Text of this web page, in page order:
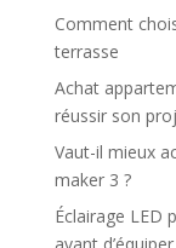
Comment
terrasse
Achat
réussir son
Vaut-il mieux
maker 3 ?
Éclairage LED
avant